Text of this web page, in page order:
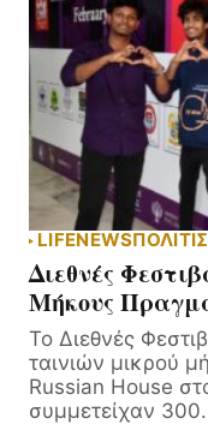
LIFENEWS
Διεθνές
Μήκους
Το Διεθνές
ταινιών μικρού
Russian House
συμμετείχαν